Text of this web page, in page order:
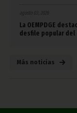
agosto 03, 2026
La OEMPDGE
desfile popular del
Más noticias